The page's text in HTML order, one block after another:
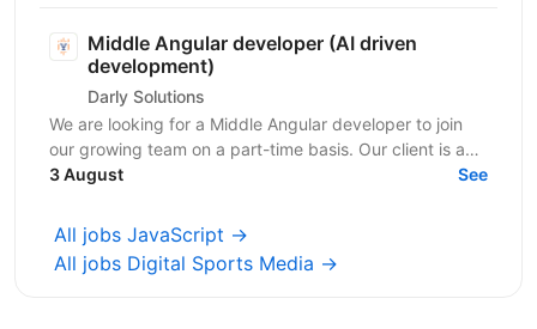
Middle Angular developer (AI driven
development)
Darly Solutions
We are looking for a Middle Angular developer to join
our growing team on a part-time basis. Our client is a
regulated Swiss wealth manager based in...
3 August See
All jobs JavaScript →
All jobs Digital Sports Media →